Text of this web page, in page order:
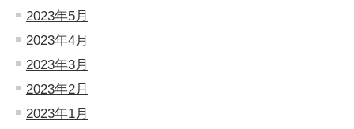
2023年5月
2023年4月
2023年3月
2023年2月
2023年1月